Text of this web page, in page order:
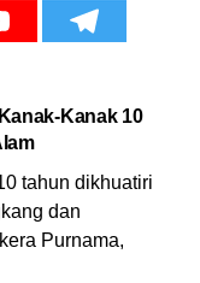
Kanak 10
tahun dikhuatiri
dan
Purnama,